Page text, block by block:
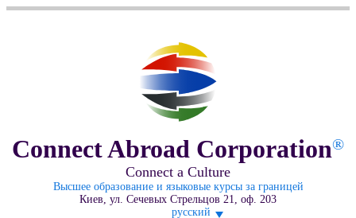
Connect Abroad Corporation®
Connect a Culture
Высшее образование и языковые курсы за границей
Киев, ул. Сечевых Стрельцов 21, оф. 203
русский